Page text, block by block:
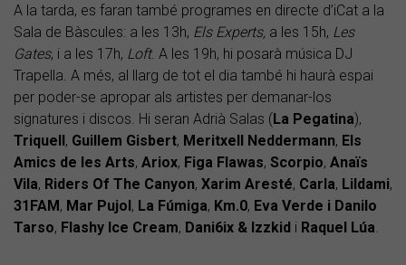
A la tarda, es faran també programes en directe d’iCat a la
Sala de Bàscules: a les 13h, Els Experts, a les 15h, Les
Gates, i a les 17h, Loft. A les 19h, hi posarà música DJ
Trapella. A més, al llarg de tot el dia també hi haurà espai
per poder-se apropar als artistes per demanar-los
signatures i discos. Hi seran Adrià Salas (La Pegatina),
Triquell, Guillem Gisbert, Meritxell Neddermann, Els
Amics de les Arts, Ariox, Figa Flawas, Scorpio, Anaïs
Vila, Riders Of The Canyon, Xarim Aresté, Carla, Lildami,
31FAM, Mar Pujol, La Fúmiga, Km.0, Eva Verde i Danilo
Tarso, Flashy Ice Cream, Dani6ix & Izzkid i Raquel Lúa.